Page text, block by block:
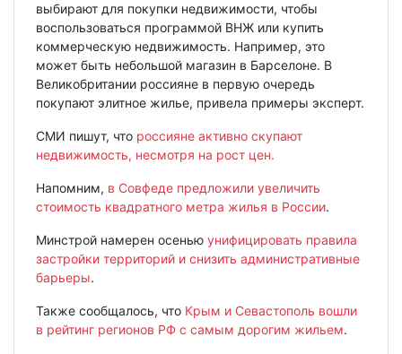
выбирают для покупки недвижимости, чтобы
воспользоваться программой ВНЖ или купить
коммерческую недвижимость. Например, это
может быть небольшой магазин в Барселоне. В
Великобритании россияне в первую очередь
покупают элитное жилье, привела примеры эксперт.
СМИ пишут, что россияне активно скупают
недвижимость, несмотря на рост цен.
Напомним, в Совфеде предложили увеличить
стоимость квадратного метра жилья в России.
Минстрой намерен осенью унифицировать правила
застройки территорий и снизить административные
барьеры.
Также сообщалось, что Крым и Севастополь вошли
в рейтинг регионов РФ с самым дорогим жильем.